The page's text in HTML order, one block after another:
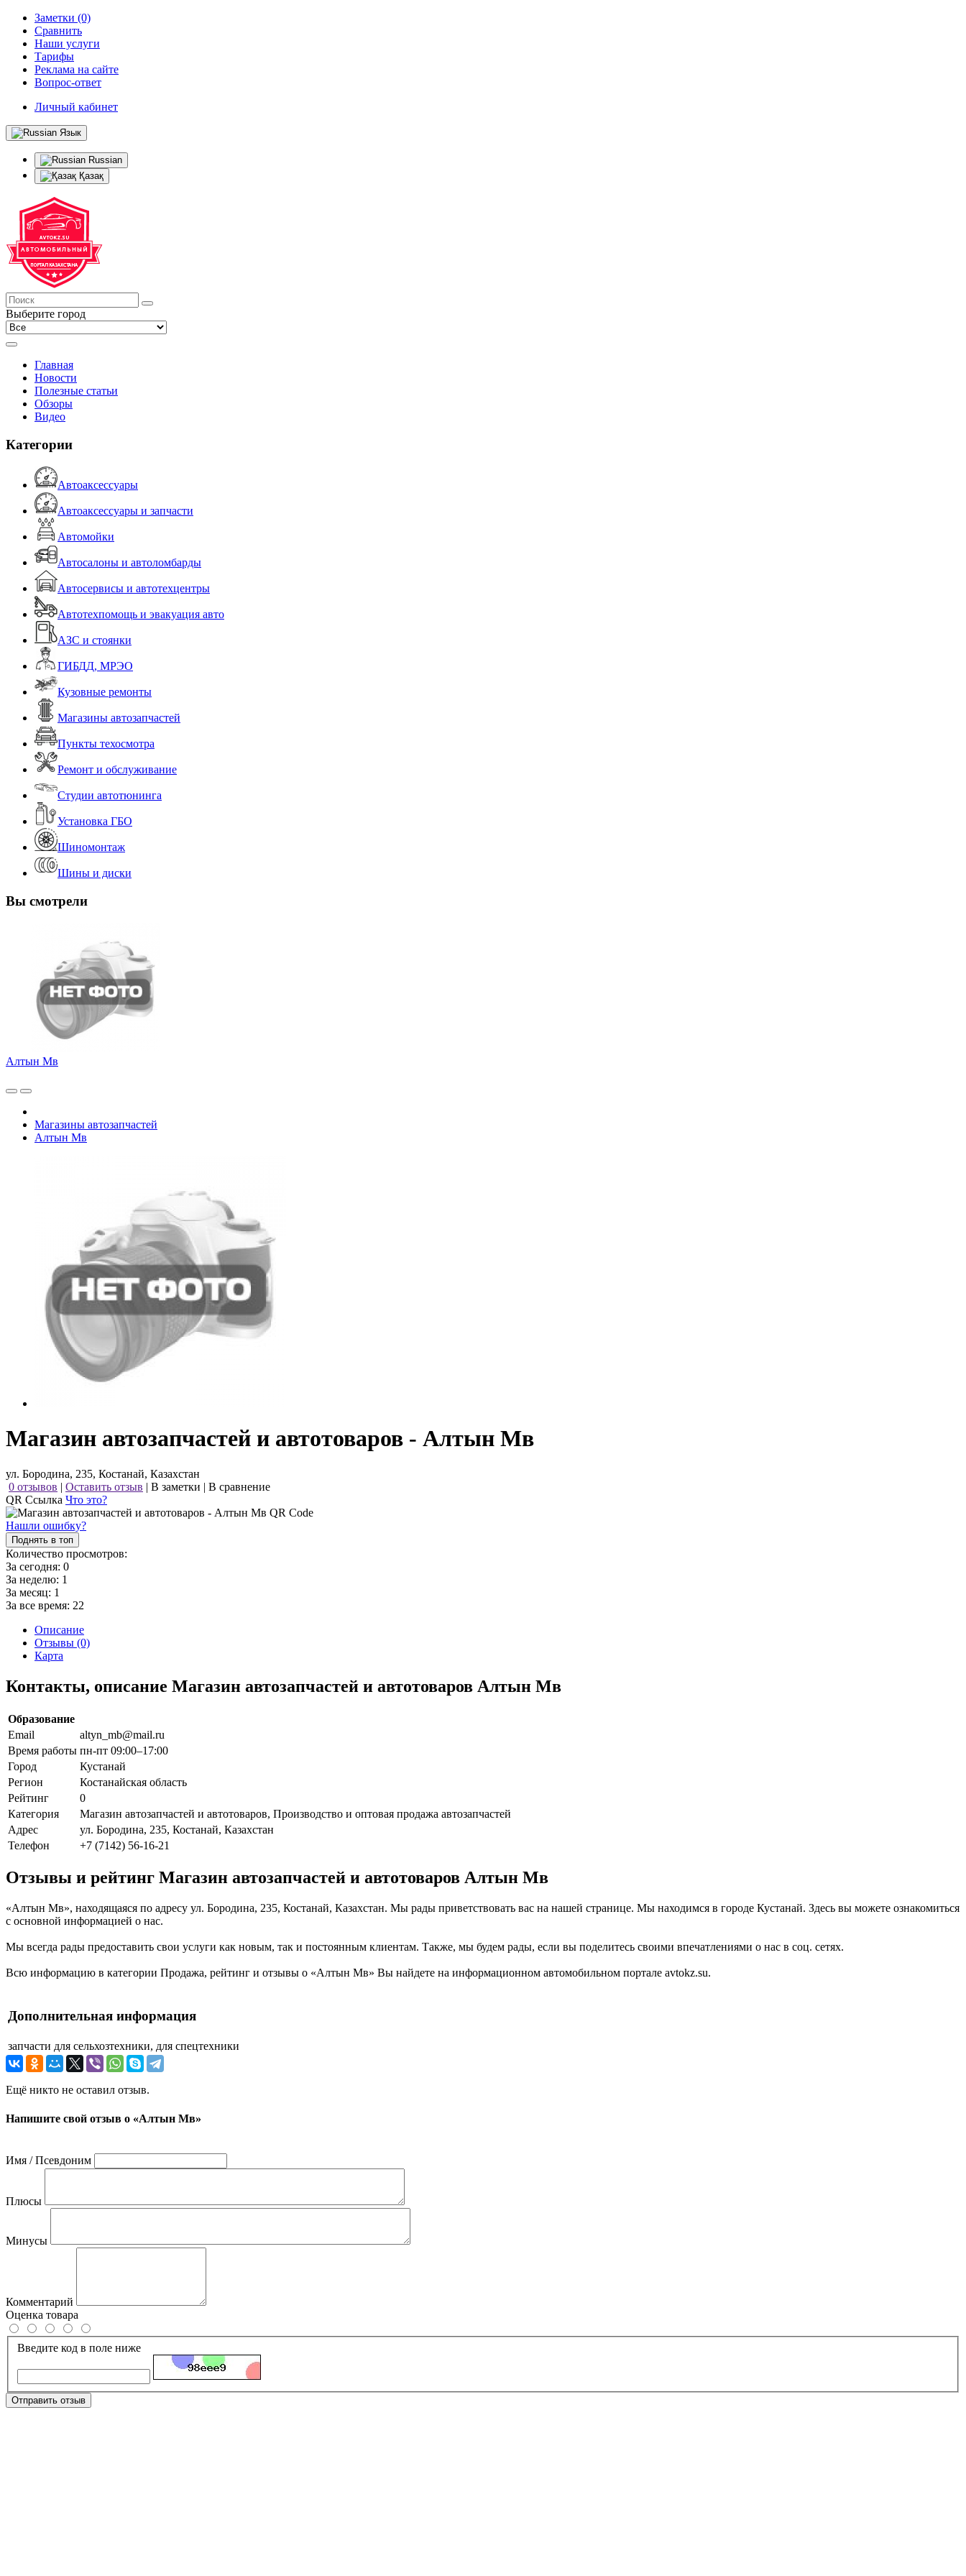
Заметки (0)
Сравнить
Наши услуги
Тарифы
Реклама на сайте
Вопрос-ответ
Личный кабинет
Язык
Russian
Қазақ
Выберите город
Главная
Новости
Полезные статьи
Обзоры
Видео
Категории
Автоаксессуары
Автоаксессуары и запчасти
Автомойки
Автосалоны и автоломбарды
Автосервисы и автотехцентры
Автотехпомощь и эвакуация авто
АЗС и стоянки
ГИБДД, МРЭО
Кузовные ремонты
Магазины автозапчастей
Пункты техосмотра
Ремонт и обслуживание
Студии автотюнинга
Установка ГБО
Шиномонтаж
Шины и диски
Вы смотрели
Алтын Мв
Магазины автозапчастей
Алтын Мв
Магазин автозапчастей и автотоваров - Алтын Мв
ул. Бородина, 235, Костанай, Казахстан
0 отзывов | Оставить отзыв | В заметки | В сравнение
QR Ссылка Что это?
Нашли ошибку?
Поднять в топ
Количество просмотров:
За сегодня: 0
За неделю: 1
За месяц: 1
За все время: 22
Описание
Отзывы (0)
Карта
Контакты, описание Магазин автозапчастей и автотоваров Алтын Мв
Образование
Email
altyn_mb@mail.ru
Время работы пн-пт 09:00–17:00
Город
Кустанай
Регион
Костанайская область
Рейтинг
0
Категория
Магазин автозапчастей и автотоваров, Производство и оптовая продажа автозапчастей
Адрес
ул. Бородина, 235, Костанай, Казахстан
Телефон
+7 (7142) 56-16-21
Отзывы и рейтинг Магазин автозапчастей и автотоваров Алтын Мв
«Алтын Мв», находящаяся по адресу ул. Бородина, 235, Костанай, Казахстан. Мы рады приветствовать вас на нашей странице. Мы находимся в городе Кустанай. Здесь вы можете ознакомиться
с основной информацией о нас.
Мы всегда рады предоставить свои услуги как новым, так и постоянным клиентам. Также, мы будем рады, если вы поделитесь своими впечатлениями о нас в соц. сетях.
Всю информацию в категории Продажа, рейтинг и отзывы о «Алтын Мв» Вы найдете на информационном автомобильном портале avtokz.su.
Дополнительная информация
запчасти для сельхозтехники, для спецтехники
Ещё никто не оставил отзыв.
Напишите свой отзыв о «Алтын Мв»
Имя / Псевдоним
Плюсы
Минусы
Комментарий
Оценка товара
Введите код в поле ниже
Отправить отзыв